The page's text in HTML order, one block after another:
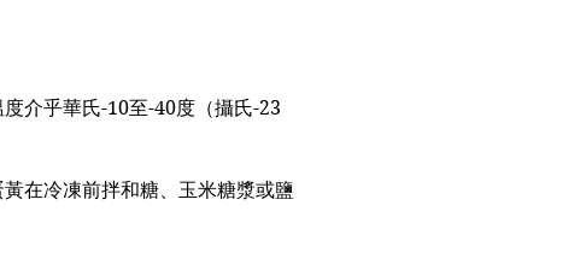
介乎華氏-10至-40度（攝氏-23
在冷凍前拌和糖、玉米糖漿或鹽